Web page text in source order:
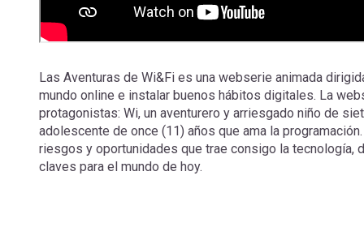
Las Aventuras de Wi&Fi es una webserie animada
mundo online e instalar buenos hábitos digitales. La
protagonistas: Wi, un aventurero y arriesgado niño de
adolescente de once (11) años que ama la
riesgos y oportunidades que trae consigo la
claves para el mundo de hoy.